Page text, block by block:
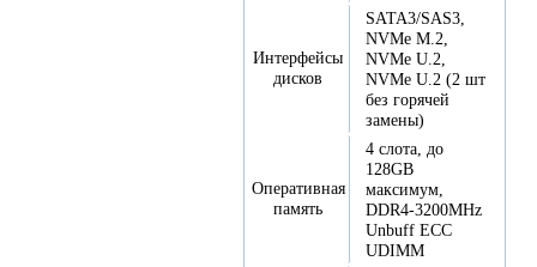
Интерфейсы
дисков
SATA3/SAS3,
NVMe M.2,
NVMe U.2,
NVMe U.2 (2 шт
без горячей
замены)
Оперативная
память
4 слота, до
128GB
максимум,
DDR4-3200MHz
Unbuff ECC
UDIMM